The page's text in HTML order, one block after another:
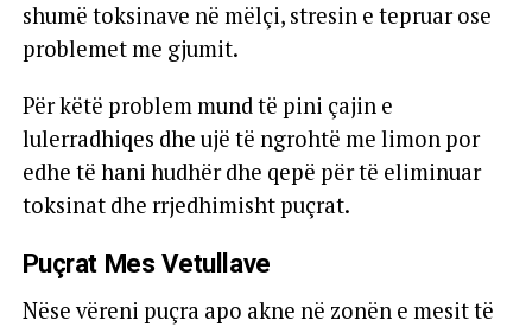
shumë toksinave në mëlçi, stresin e tepruar ose
problemet me gjumit.
Për këtë problem mund të pini çajin e
lulerradhiqes dhe ujë të ngrohtë me limon por
edhe të hani hudhër dhe qepë për të eliminuar
toksinat dhe rrjedhimisht puçrat.
Puçrat Mes Vetullave
Nëse vëreni puçra apo akne në zonën e mesit të